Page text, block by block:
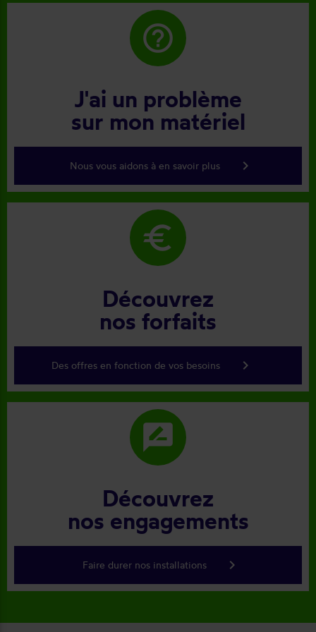
help_outline
J'ai un problème
sur mon matériel
Nous vous aidons à en savoir plus keyboard_arrow_right
euro
Découvrez
nos forfaits
Des offres en fonction de vos besoins keyboard_arrow_right
rate_review
Découvrez
nos engagements
Faire durer nos installations keyboard_arrow_right